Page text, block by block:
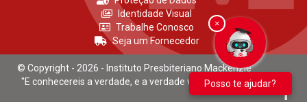
Identidade Visual
Trabalhe Conosco
Seja um Fornecedor
© Copyright - 2026 - Instituto Presbiteriano Mackenzie
"E conhecereis a verdade, e a verdade vos libertará." João 8:32
Posso te ajudar?
×